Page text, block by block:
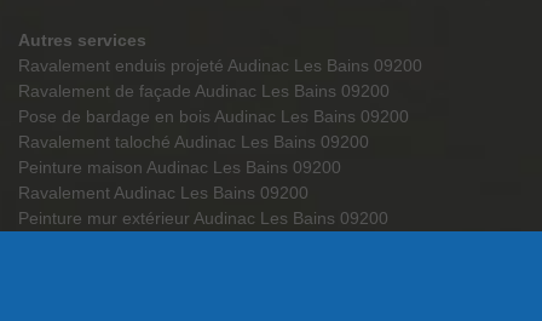
Autres services
Ravalement enduis projeté Audinac Les Bains 09200
Ravalement de façade Audinac Les Bains 09200
Pose de bardage en bois Audinac Les Bains 09200
Ravalement taloché Audinac Les Bains 09200
Peinture maison Audinac Les Bains 09200
Ravalement Audinac Les Bains 09200
Peinture mur extérieur Audinac Les Bains 09200